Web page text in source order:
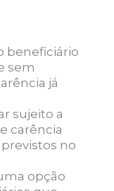
beneficiário
sem
já
sujeito a
carência
no
opção